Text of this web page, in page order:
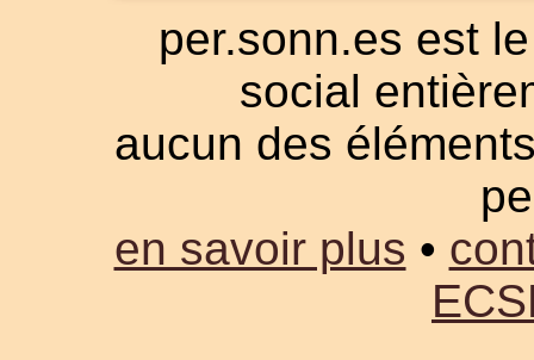
per.sonn.es est
social
aucun des
en savoir plus •